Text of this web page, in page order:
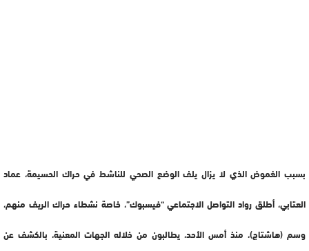
بسبب الغموض الذي لا يزال يلف الوضع الصحي للناشط في حراك الحسيمة، عماد
العتابي، أطلق رواد التواصل الاجتماعي “فيسبوك”، خاصة نشطاء حراك الريف منهم،
وسم (هاشتاج)، منذ أمس الأحد، يطالبون من خلاله الجهات المعنية، بالكشف عن